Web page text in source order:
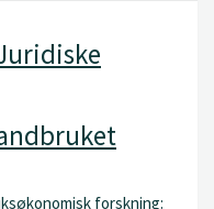
forskning: